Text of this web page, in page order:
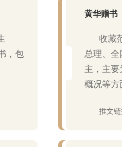
，包
黄华赠书
收藏
总理、
主，主
概况等方
推文链